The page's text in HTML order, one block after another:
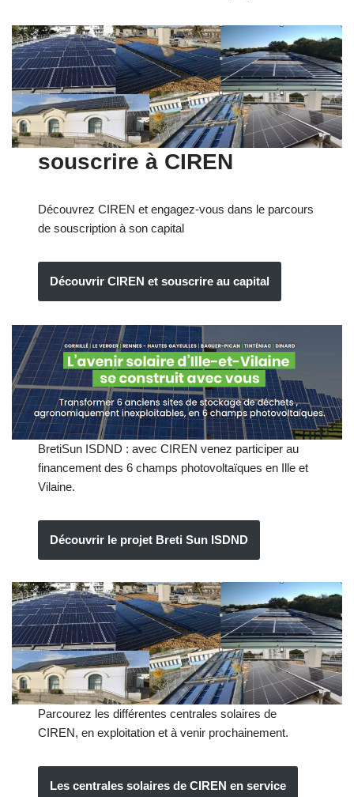
souscrire à CIREN
Découvrez CIREN et engagez-vous dans le parcours
de souscription à son capital
Découvrir CIREN et souscrire au capital
BretiSun ISDND : avec CIREN venez participer au
financement des 6 champs photovoltaïques en Ille et
Vilaine.
Découvrir le projet Breti Sun ISDND
Parcourez les différentes centrales solaires de
CIREN, en exploitation et à venir prochainement.
Les centrales solaires de CIREN en service